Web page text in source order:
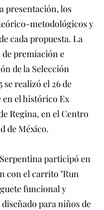
presentación, los
metodológicos y
cada propuesta. La
premiación e
de la Selección
se realizó el 26 de
el histórico Ex
Regina, en el Centro
de México.
participó en
con el carrito "Run
funcional y
para niños de